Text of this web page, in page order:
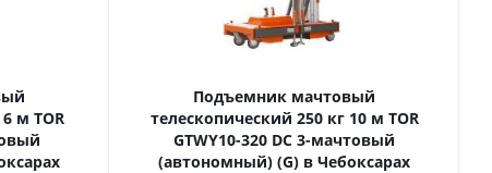
Подъемник мачтовый
телескопический 250 кг 10 м TOR
GTWY10-320 DC 3-мачтовый
(автономный) (G) в Чебоксарах